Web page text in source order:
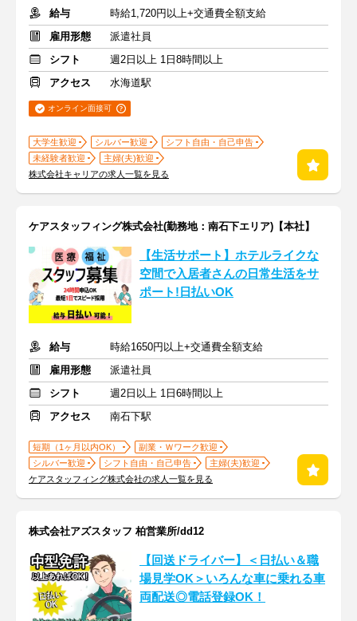
給与
時給1,720円以上+交通費全額支給
雇用形態
派遣社員
シフト
週2日以上 1日8時間以上
アクセス
水海道駅
オンライン面接可
大学生歓迎 シルバー歓迎
シフト自由・自己申告
未経験者歓迎
主婦(夫)歓迎
株式会社キャリアの求人一覧を見る
ケアスタッフィング株式会社(勤務地：南石下エリア)【本社】
【生活サポート】ホテルライクな
空間で入居者さんの日常生活をサ
ポート!日払いOK
給与
時給1650円以上+交通費全額支給
雇用形態
派遣社員
シフト
週2日以上 1日6時間以上
アクセス
南石下駅
短期（1ヶ月以内OK）
副業・Ｗワーク歓迎
シルバー歓迎
シフト自由・自己申告
主婦(夫)歓迎
ケアスタッフィング株式会社の求人一覧を見る
株式会社アズスタッフ 柏営業所/dd12
【回送ドライバー】＜日払い＆職
場見学OK＞いろんな車に乗れる車
両配送◎電話登録OK！